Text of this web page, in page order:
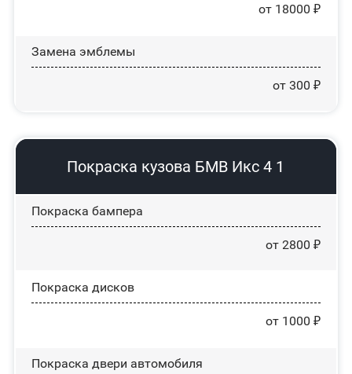
от 18000 ₽
Замена эмблемы
от 300 ₽
Покраска кузова БМВ Икс 4 1
Покраска бампера
от 2800 ₽
Покраска дисков
от 1000 ₽
Покраска двери автомобиля